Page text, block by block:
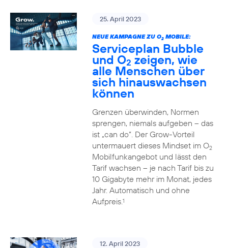
25. April 2023
NEUE KAMPAGNE ZU O2MOBILE:
Serviceplan Bubble
und O2 zeigen, wie
alle Menschen über
sich hinauswachsen
können
Grenzen überwinden, Normen
sprengen, niemals aufgeben – das
ist „can do“. Der Grow-Vorteil
untermauert dieses Mindset im O2
Mobilfunkangebot und lässt den
Tarif wachsen – je nach Tarif bis zu
10 Gigabyte mehr im Monat, jedes
Jahr. Automatisch und ohne
Aufpreis.1
12. April 2023